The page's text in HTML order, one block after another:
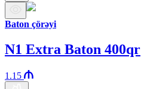
Baton çörəyi
N1 Extra Baton 400qr
1.15